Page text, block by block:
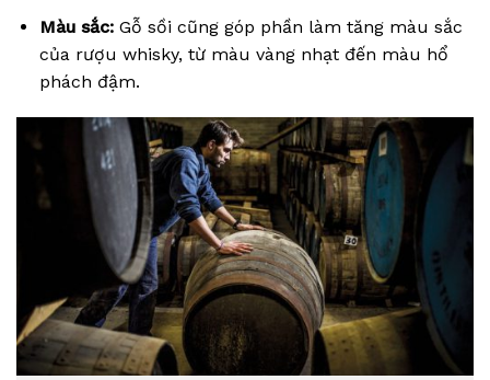
Màu sắc:Gỗ sồi cũng góp phần làm tăng màu sắc
của rượu whisky, từ màu vàng nhạt đến màu hổ
phách đậm.